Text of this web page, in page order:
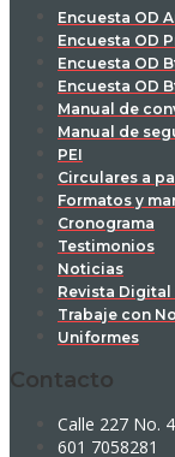
Encuesta OD
Encuesta OD
Encuesta OD
Encuesta OD
Manual de
Manual de
PEI
Circulares a
Formatos y
Cronograma
Testimonios
Noticias
Revista Digital
Trabaje con
Uniformes
Contacto
Calle 227 No.
601 7058281